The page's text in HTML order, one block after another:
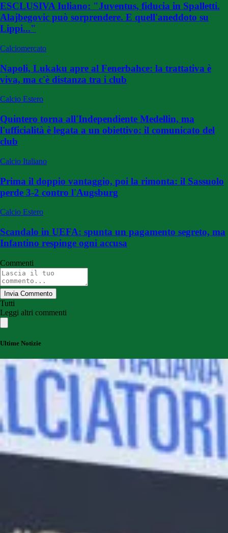
ESCLUSIVA Iuliano: "Juventus, fiducia in Spalletti.
Alajbegovic può sorprendere. E quell'aneddoto su
Lippi..."
Calciomercato
Napoli, Lukaku apre al Fenerbahce: la trattativa è
viva, ma c'è distanza tra i club
Calcio Estero
Quintero torna all'Independiente Medellin, ma
l'ufficialità è legata a un obiettivo: il comunicato del
club
Calcio Italiano
Prima il doppio vantaggio, poi la rimonta: il Sassuolo
perde 3-2 contro l'Augsburg
Calcio Estero
Scandalo in UEFA: spunta un pagamento segreto, ma
Infantino respinge ogni accusa
Commenti
Invia Commento
Tutti
Leggi altri commenti
Ultime Notizie